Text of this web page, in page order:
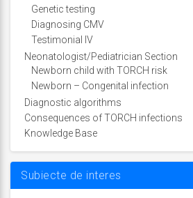
Genetic testing
Diagnosing CMV
Testimonial IV
Neonatologist/Pediatrician Section
Newborn child with TORCH risk
Newborn – Congenital infection
Diagnostic algorithms
Consequences of TORCH infections
Knowledge Base
Subiecte de interes